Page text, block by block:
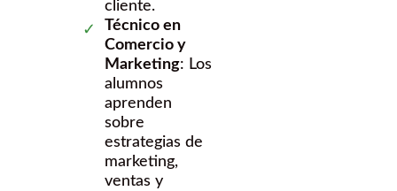
cliente.
Técnico en
Comercio y
Marketing: Los
alumnos
aprenden
sobre
estrategias de
marketing,
ventas y